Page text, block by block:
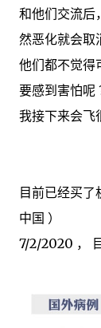
和他们交流后
然恶化就会取
他们都不觉得
要感到害怕呢
我接下来会飞
目前已经买
中国 ）
7/2/2020 ，